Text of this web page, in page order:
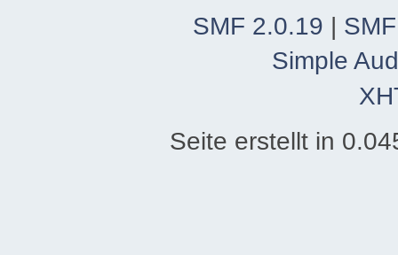
SMF 2.0.19 |
Simple
Seite erstellt in